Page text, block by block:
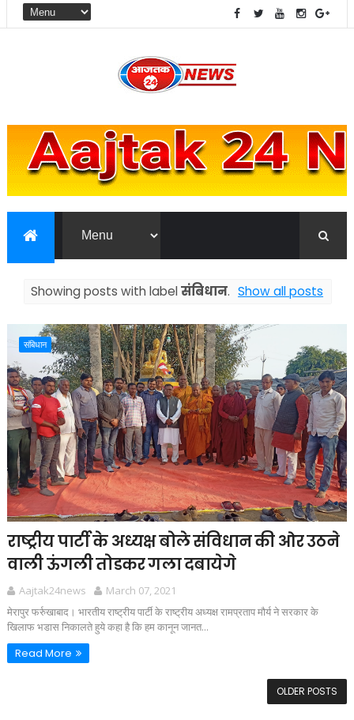
Showing posts with label संबिधान. Show all posts
संबिधान
राष्ट्रीय पार्टी के अध्यक्ष बोले संविधान की ओर उठने
वाली ऊंगली तोडकर गला दबायेगे
Aajtak24news
March 07, 2021
मेरापुर फर्रुखाबाद। भारतीय राष्ट्रीय पार्टी के राष्ट्रीय अध्यक्ष रामप्रताप मौर्य ने सरकार के
खिलाफ भडास निकालते हुये कहा है कि हम कानून जानत...
Read More
OLDER POSTS